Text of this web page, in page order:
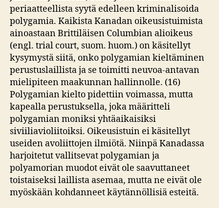
periaatteellista syytä edelleen kriminalisoida
polygamia. Kaikista Kanadan oikeusistuimista
ainoastaan Brittiläisen Columbian alioikeus
(engl. trial court, suom. huom.) on käsitellyt
kysymystä siitä, onko polygamian kieltäminen
perustuslaillista ja se toimitti neuvoa-antavan
mielipiteen maakunnan hallinnolle. (16)
Polygamian kielto pidettiin voimassa, mutta
kapealla perustuksella, joka määritteli
polygamian moniksi yhtäaikaisiksi
siviiliavioliitoiksi. Oikeusistuin ei käsitellyt
useiden avoliittojen ilmiötä. Niinpä Kanadassa
harjoitetut vallitsevat polygamian ja
polyamorian muodot eivät ole saavuttaneet
toistaiseksi laillista asemaa, mutta ne eivät ole
myöskään kohdanneet käytännöllisiä esteitä.